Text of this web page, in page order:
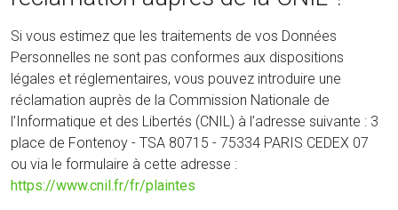
Si vous estimez que les traitements de vos Données
Personnelles ne sont pas conformes aux dispositions
légales et réglementaires, vous pouvez introduire une
réclamation auprès de la Commission Nationale de
l’Informatique et des Libertés (CNIL) à l’adresse suivante : 3
place de Fontenoy - TSA 80715 - 75334 PARIS CEDEX 07
ou via le formulaire à cette adresse :
https://www.cnil.fr/fr/plaintes